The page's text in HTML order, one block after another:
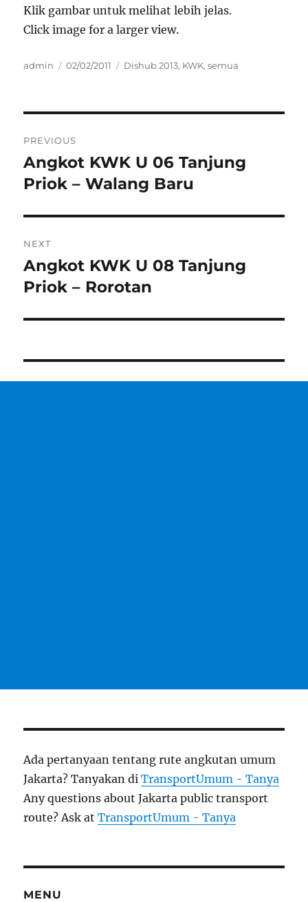
Klik gambar untuk melihat lebih jelas.
Click image for a larger view.
Author
admin
Posted
02/02/2011 Categories
Dishub 2013, KWK,semua
navigation
PREVIOUS
Previous
post:
Angkot KWK U 06 Tanjung
Priok – Walang Baru
NEXT
Next
post:
Angkot KWK U 08 Tanjung
Priok – Rorotan
Ada pertanyaan tentang rute angkutan umum
Jakarta? Tanyakan diTransportUmum - Tanya
Any questions about Jakarta public transport
route? Ask atTransportUmum - Tanya
MENU